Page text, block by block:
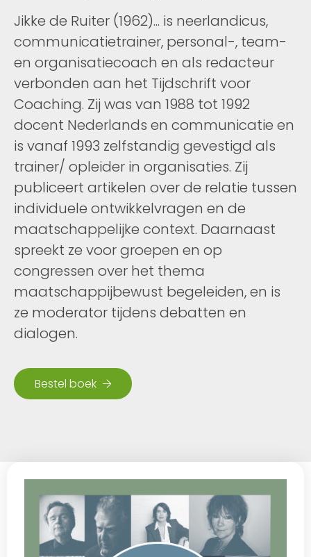
Jikke de Ruiter (1962)... is neerlandicus,
communicatietrainer, personal-, team-
en organisatiecoach en als redacteur
verbonden aan het Tijdschrift voor
Coaching. Zij was van 1988 tot 1992
docent Nederlands en communicatie en
is vanaf 1993 zelfstandig gevestigd als
trainer/ opleider in organisaties. Zij
publiceert artikelen over de relatie tussen
individuele ontwikkelvragen en de
maatschappelijke context. Daarnaast
spreekt ze voor groepen en op
congressen over het thema
maatschappijbewust begeleiden, en is
ze moderator tijdens debatten en
dialogen.
Bestel boek